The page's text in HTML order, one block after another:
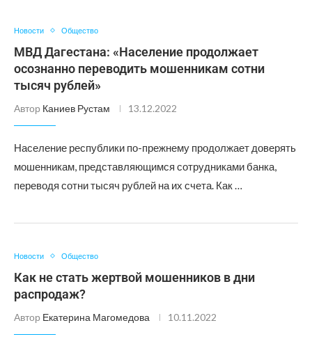
Новости Общество
МВД Дагестана: «Население продолжает
осознанно переводить мошенникам сотни
тысяч рублей»
Автор Каниев Рустам 13.12.2022
Население республики по-прежнему продолжает доверять
мошенникам, представляющимся сотрудниками банка,
переводя сотни тысяч рублей на их счета. Как …
Новости Общество
Как не стать жертвой мошенников в дни
распродаж?
Автор Екатерина Магомедова 10.11.2022